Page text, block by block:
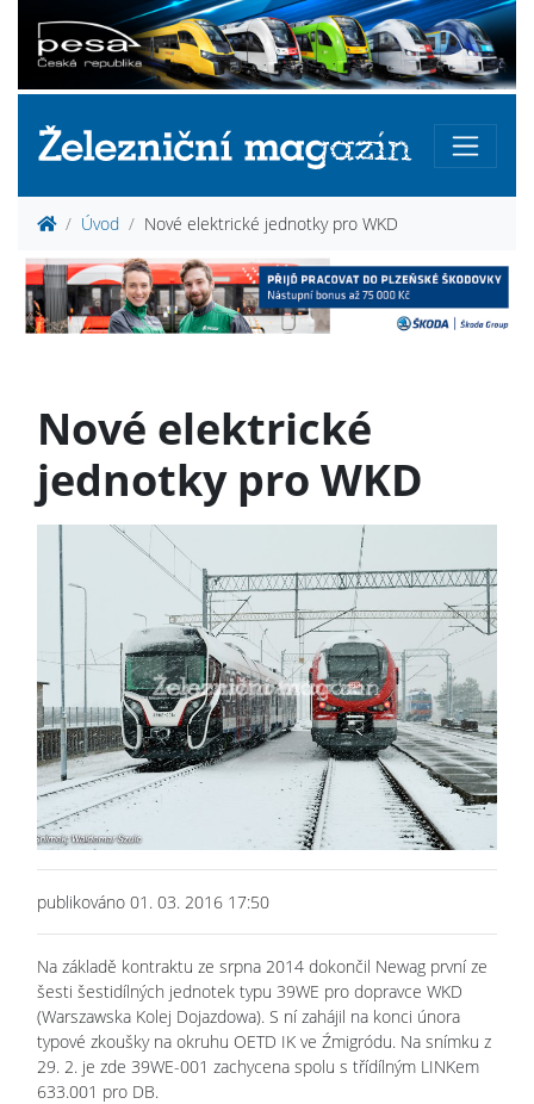
Úvod Nové elektrické jednotky pro WKD
Nové elektrické
jednotky pro WKD
publikováno 01. 03. 2016 17:50
Na základě kontraktu ze srpna 2014 dokončil Newag první ze
šesti šestidílných jednotek typu 39WE pro dopravce WKD
(Warszawska Kolej Dojazdowa). S ní zahájil na konci února
typové zkoušky na okruhu OETD IK ve Źmigródu. Na snímku z
29. 2. je zde 39WE-001 zachycena spolu s třídílným LINKem
633.001 pro DB.